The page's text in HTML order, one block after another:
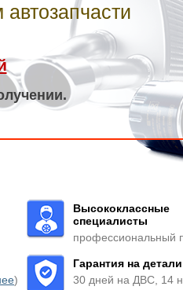
Высококлассные
специалисты
профессиональный
)
Гарантия на детали
30 дней на ДВС, 14